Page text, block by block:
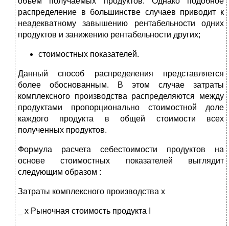
распределение в большинстве случаев приводит к
неадекватному завышению рентабельности одних
продуктов и занижению рентабельности других;
стоимостных показателей.
Данный способ распределения представляется
более обоснованным. В этом случае затраты
комплексного производства распределяются между
продуктами пропорционально стоимостной доле
каждого продукта в общей стоимости всех
полученных продуктов.
Формула расчета себестоимости продуктов на
основе стоимостных показателей выглядит
следующим образом :
Затраты комплексного производства х
_ х Рыночная стоимость продукта I